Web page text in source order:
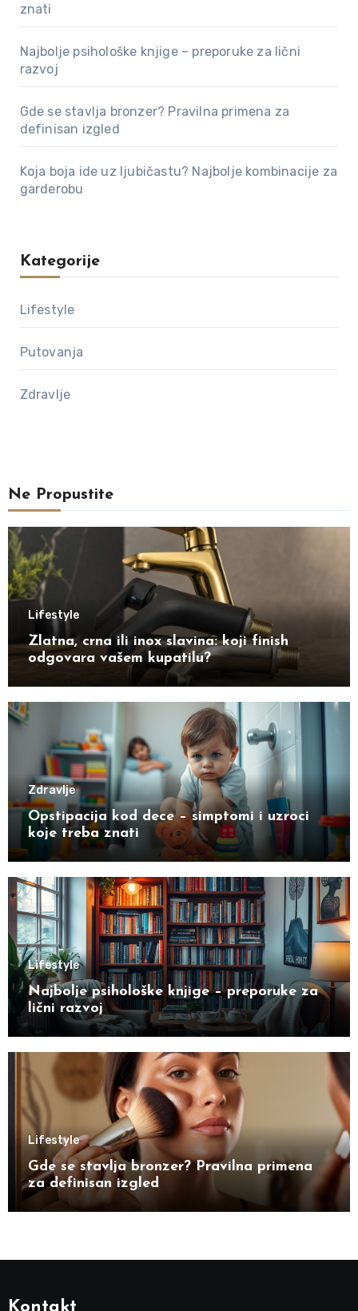
znati
Najbolje psihološke knjige – preporuke za lični
razvoj
Gde se stavlja bronzer? Pravilna primena za
definisan izgled
Koja boja ide uz ljubičastu? Najbolje kombinacije za
garderobu
Kategorije
Lifestyle
Putovanja
Zdravlje
Ne Propustite
Lifestyle
Zlatna, crna ili inox slavina: koji finish
odgovara vašem kupatilu?
Zdravlje
Opstipacija kod dece – simptomi i uzroci
koje treba znati
Lifestyle
Najbolje psihološke knjige – preporuke za
lični razvoj
Lifestyle
Gde se stavlja bronzer? Pravilna primena
za definisan izgled